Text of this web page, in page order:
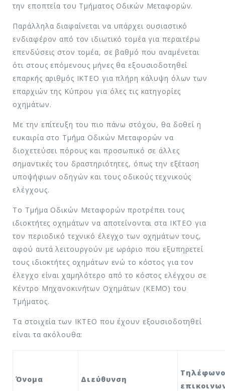
την εποπτεία του Τμήματος Οδικών Μεταφορών.
Παράλληλα διαφαίνεται να υπάρχει ουσιαστικό
ενδιαφέρον από τον ιδιωτικό τομέα για περαιτέρω
επενδύσεις στον τομέα, σε βαθμό που αναμένεται
ότι στους επόμενους μήνες θα εξουσιοδοτηθεί
επαρκής αριθμός ΙΚΤΕΟ για πλήρη κάλυψη όλων των
επαρχιών της Κύπρου για όλες τις κατηγορίες
οχημάτων.
Με την επίτευξη του πιο πάνω στόχου, θα δοθεί η
ευκαιρία στο Τμήμα Οδικών Μεταφορών να
διοχετεύσει πόρους και προσωπικό σε άλλες
σημαντικές του δραστηριότητες, όπως την εξέταση
υποψήφιων οδηγών και τους οδικούς τεχνικούς
ελέγχους.
Το Τμήμα Οδικών Μεταφορών προτρέπει τους
ιδιοκτήτες οχημάτων να αποτείνονται στα ΙΚΤΕΟ για
τον περιοδικό τεχνικό έλεγχο των οχημάτων τους,
αφού αυτά λειτουργούν με ωράριο που εξυπηρετεί
τους ιδιοκτήτες οχημάτων ενώ το κόστος για τον
έλεγχο είναι χαμηλότερο από το κόστος ελέγχου σε
Κέντρο Μηχανοκινήτων Οχημάτων (ΚΕΜΟ) του
Τμήματος.
Τα στοιχεία των ΙΚΤΕΟ που έχουν εξουσιοδοτηθεί
είναι τα ακόλουθα:
Όνομα Διεύθυνση
Τηλέφωνο